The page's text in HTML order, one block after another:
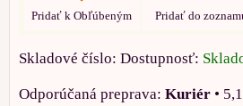
Pridať k Obľúbeným Pridať do
Skladové číslo: Dostupnosť:
Kuriér •